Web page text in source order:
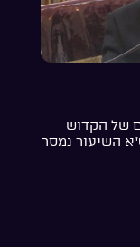
של הקדוש
השיעור נמסר